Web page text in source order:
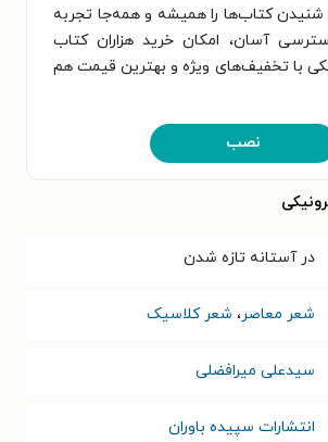
کتاب‌ها را همیشه و همه‌جا تجربه
آسان، امکان خرید هزاران کتاب
با تخفیف‌های ویژه و بهترین قیمت هم
نصب
در آستانه تازه شدن
شعر معاصر، شعر کلاسیک
سیدعلی میرافضلی
انتشارات سپیده باوران